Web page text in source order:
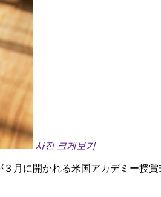
사진 크게보기
月に開かれる米国アカデミー